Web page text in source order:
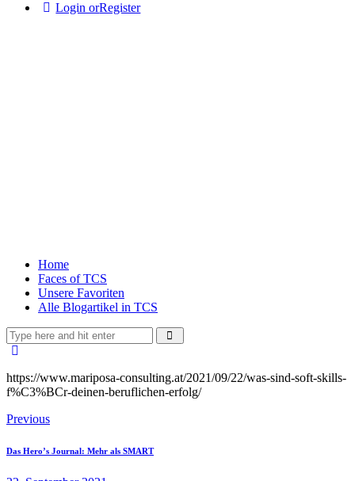
Login orRegister
Home
Faces of TCS
Unsere Favoriten
Alle Blogartikel in TCS
https://www.mariposa-consulting.at/2021/09/22/was-sind-soft-skills-
f%C3%BCr-deinen-beruflichen-erfolg/
Beitragsnavigation
Previous
Das Hero’s Journal: Mehr als SMART